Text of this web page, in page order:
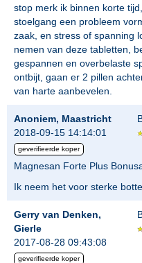
stop merk ik binnen korte
stoelgang een probleem
zaak, en stress of spanning
nemen van deze tabletten,
gespannen en overbelaste
ontbijt, gaan er 2 pillen
van harte aanbevelen.
Anoniem, Maastricht
2018-09-15 14:14:01
geverifieerde koper
Magnesan Forte Plus
Ik neem het voor sterke
Gerry van Denken,
Gierle
2017-08-28 09:43:08
geverifieerde koper